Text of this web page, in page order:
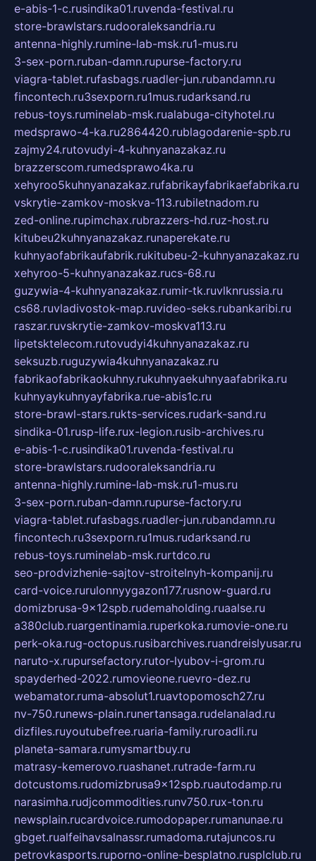
e-abis-1-c.rusindika01.ruvenda-festival.ru
store-brawlstars.rudooraleksandria.ru
antenna-highly.rumine-lab-msk.ru1-mus.ru
3-sex-porn.ruban-damn.rupurse-factory.ru
viagra-tablet.rufasbags.ruadler-jun.rubandamn.ru
fincontech.ru3sexporn.ru1mus.rudarksand.ru
rebus-toys.ruminelab-msk.rualabuga-cityhotel.ru
medsprawo-4-ka.ru2864420.rublagodarenie-spb.ru
zajmy24.rutovudyi-4-kuhnyanazakaz.ru
brazzerscom.rumedsprawo4ka.ru
xehyroo5kuhnyanazakaz.rufabrikayfabrikaefabrika.ru
vskrytie-zamkov-moskva-113.rubiletnadom.ru
zed-online.rupimchax.rubrazzers-hd.ruz-host.ru
kitubeu2kuhnyanazakaz.runaperekate.ru
kuhnyaofabrikaufabrik.rukitubeu-2-kuhnyanazakaz.ru
xehyroo-5-kuhnyanazakaz.rucs-68.ru
guzywia-4-kuhnyanazakaz.rumir-tk.ruvlknrussia.ru
cs68.ruvladivostok-map.ruvideo-seks.rubankaribi.ru
raszar.ruvskrytie-zamkov-moskva113.ru
lipetsktelecom.rutovudyi4kuhnyanazakaz.ru
seksuzb.ruguzywia4kuhnyanazakaz.ru
fabrikaofabrikaokuhny.rukuhnyaekuhnyaafabrika.ru
kuhnyaykuhnyayfabrika.rue-abis1c.ru
store-brawl-stars.rukts-services.rudark-sand.ru
sindika-01.rusp-life.rux-legion.rusib-archives.ru
e-abis-1-c.rusindika01.ruvenda-festival.ru
store-brawlstars.rudooraleksandria.ru
antenna-highly.rumine-lab-msk.ru1-mus.ru
3-sex-porn.ruban-damn.rupurse-factory.ru
viagra-tablet.rufasbags.ruadler-jun.rubandamn.ru
fincontech.ru3sexporn.ru1mus.rudarksand.ru
rebus-toys.ruminelab-msk.rurtdco.ru
seo-prodvizhenie-sajtov-stroitelnyh-kompanij.ru
card-voice.rurulonnyygazon177.rusnow-guard.ru
domizbrusa-9x12spb.rudemaholding.ruaalse.ru
a380club.ruargentinamia.ruperkoka.rumovie-one.ru
perk-oka.rug-octopus.rusibarchives.ruandreislyusar.ru
naruto-x.rupursefactory.rutor-lyubov-i-grom.ru
spayderhed-2022.rumovieone.ruevro-dez.ru
webamator.ruma-absolut1.ruavtopomosch27.ru
nv-750.runews-plain.runertansaga.rudelanalad.ru
dizfiles.ruyoutubefree.ruaria-family.ruroadli.ru
planeta-samara.rumysmartbuy.ru
matrasy-kemerovo.ruashanet.rutrade-farm.ru
dotcustoms.rudomizbrusa9x12spb.ruautodamp.ru
narasimha.rudjcommodities.runv750.rux-ton.ru
newsplain.rucardvoice.rumodopaper.rumanunae.ru
gbget.rualfeihavsalnassr.rumadoma.rutajuncos.ru
petrovkasports.ruporno-online-besplatno.rusplclub.ru